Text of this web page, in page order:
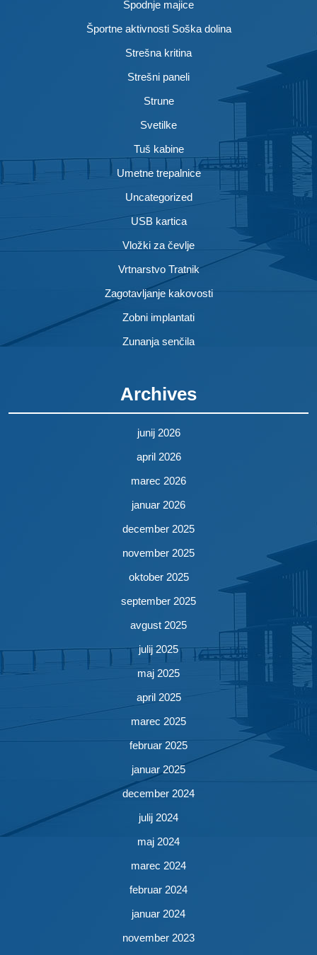
Spodnje majice
Športne aktivnosti Soška dolina
Strešna kritina
Strešni paneli
Strune
Svetilke
Tuš kabine
Umetne trepalnice
Uncategorized
USB kartica
Vložki za čevlje
Vrtnarstvo Tratnik
Zagotavljanje kakovosti
Zobni implantati
Zunanja senčila
Archives
junij 2026
april 2026
marec 2026
januar 2026
december 2025
november 2025
oktober 2025
september 2025
avgust 2025
julij 2025
maj 2025
april 2025
marec 2025
februar 2025
januar 2025
december 2024
julij 2024
maj 2024
marec 2024
februar 2024
januar 2024
november 2023